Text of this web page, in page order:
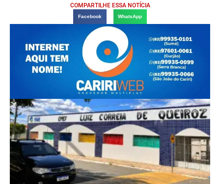
COMPARTILHE ESSA NOTÍCIA
Facebook WhatsApp